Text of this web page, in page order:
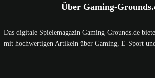
Über Gaming-
Das digitale Spielemagazin Gaming-Grounds.de
mit hochwertigen Artikeln über Gaming, E-Sport